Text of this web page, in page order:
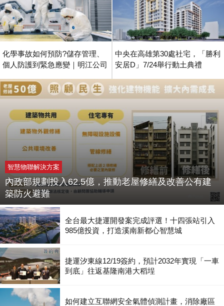
化學事故如何預防?儲存管理、
個人防護到緊急應變｜明江公司
中央在高雄第30處社宅，「勝利
安居D」7/24舉行動土典禮
智慧物聯解決方案
內政部規劃投入62.5億，推動老屋修繕及改善公有建
築防火避難
全台最大捷運開發案完成評選！十四張站引入
985億投資，打造溪南新都心智慧城
捷運汐東線12/19簽約，預計2032年實現「一車
到底」往返基隆南港大稻埕
如何建立互聯網安全氣體偵測計畫，消除廠區